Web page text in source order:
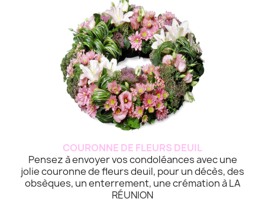
COURONNE DE FLEURS DEUIL
Pensez à envoyer vos condoléances avec une
jolie couronne de fleurs deuil, pour un décès, des
obsèques, un enterrement, une crémation à LA
RÉUNION